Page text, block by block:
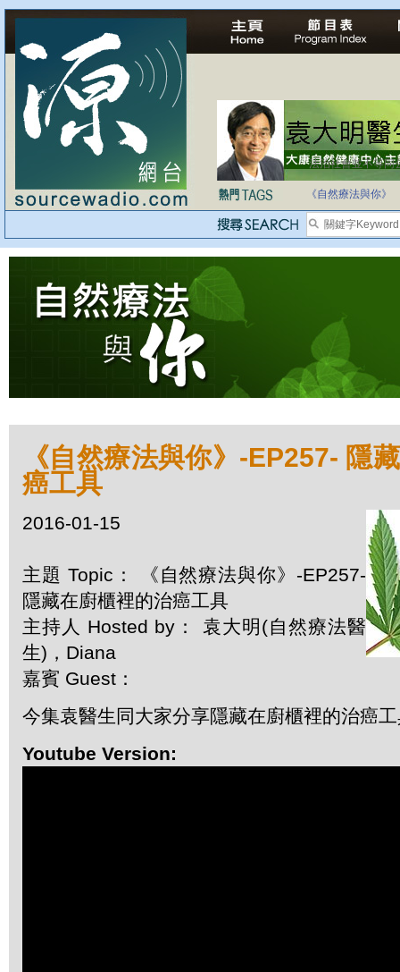
法治社會並不等同
《自然療法與你》
《自然療法與你》-EP257- 隱
癌工具
2016-01-15
主題 Topic： 《自然療法與你》-EP257-
隱藏在廚櫃裡的治癌工具
主持人 Hosted by： 袁大明(自然療法醫
生)，Diana
嘉賓 Guest：
今集袁醫生同大家分享隱藏在廚櫃裡的治癌
Youtube Version: